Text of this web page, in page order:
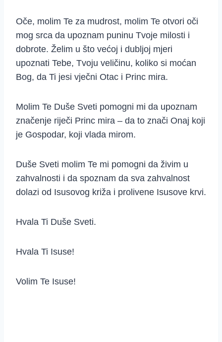
Oče, molim Te za mudrost, molim Te otvori oči
mog srca da upoznam puninu Tvoje milosti i
dobrote. Želim u što većoj i dubljoj mjeri
upoznati Tebe, Tvoju veličinu, koliko si moćan
Bog, da Ti jesi vječni Otac i Princ mira.
Molim Te Duše Sveti pomogni mi da upoznam
značenje riječi Princ mira – da to znači Onaj koji
je Gospodar, koji vlada mirom.
Duše Sveti molim Te mi pomogni da živim u
zahvalnosti i da spoznam da sva zahvalnost
dolazi od Isusovog križa i prolivene Isusove krvi.
Hvala Ti Duše Sveti.
Hvala Ti Isuse!
Volim Te Isuse!